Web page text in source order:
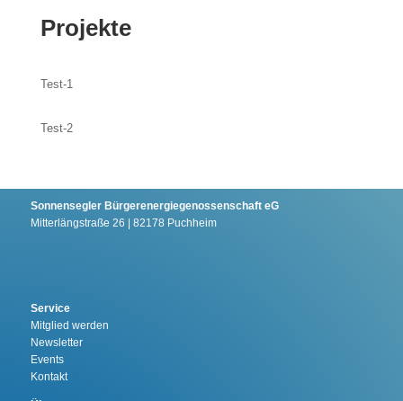
Projekte
Test-1
Test-2
Sonnensegler Bürgerenergiegenossenschaft eG
Mitterlängstraße 26 | 82178 Puchheim
Service
Mitglied werden
Newsletter
Events
Kontakt